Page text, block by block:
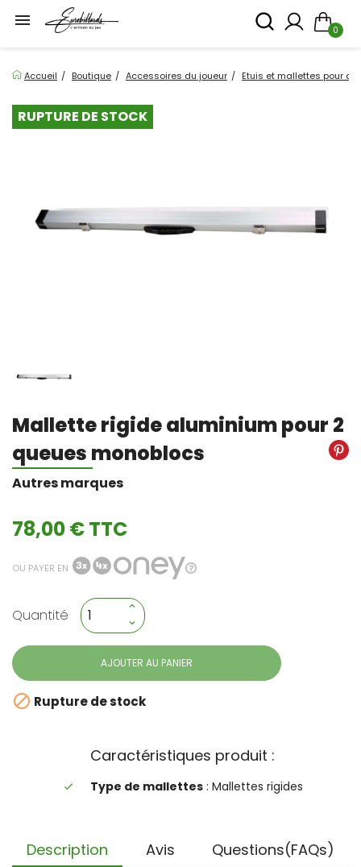

0
Accueil Boutique Accessoires du joueur Etuis et mallettes pour
RUPTURE DE STOCK
Mallette rigide aluminium pour 2
queues monoblocs
Autres marques
78,00 € TTC
OU PAYER EN
Quantité
AJOUTER AU PANIER
 Rupture de stock
Caractéristiques produit :
done Type de mallettes: Mallettes rigides
Description Avis Questions(FAQs)